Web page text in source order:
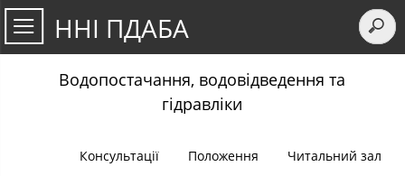
ННІ ПДАБА
Водопостачання, водовідведення та
гідравліки
Консультації Положення Читальний зал